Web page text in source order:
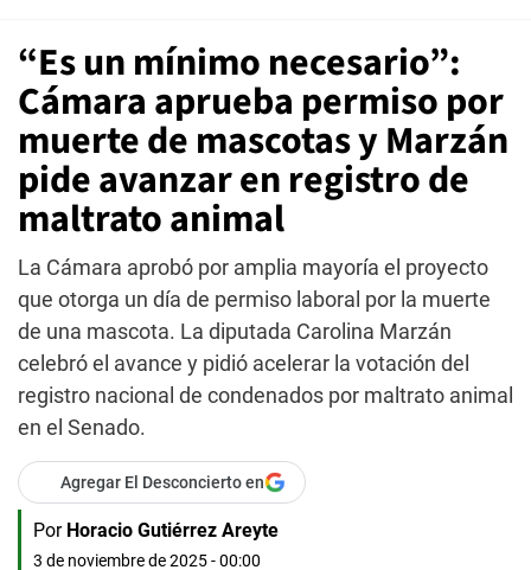
“Es un mínimo necesario”:
Cámara aprueba permiso por
muerte de mascotas y Marzán
pide avanzar en registro de
maltrato animal
La Cámara aprobó por amplia mayoría el proyecto
que otorga un día de permiso laboral por la muerte
de una mascota. La diputada Carolina Marzán
celebró el avance y pidió acelerar la votación del
registro nacional de condenados por maltrato animal
en el Senado.
Agregar El Desconcierto en
Por Horacio Gutiérrez Areyte
3 de noviembre de 2025 - 00:00